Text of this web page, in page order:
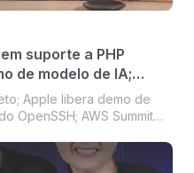
suporte a PHP
de modelo de IA;
AWS Summit com
Apple libera demo de
OpenSSH; AWS Summit